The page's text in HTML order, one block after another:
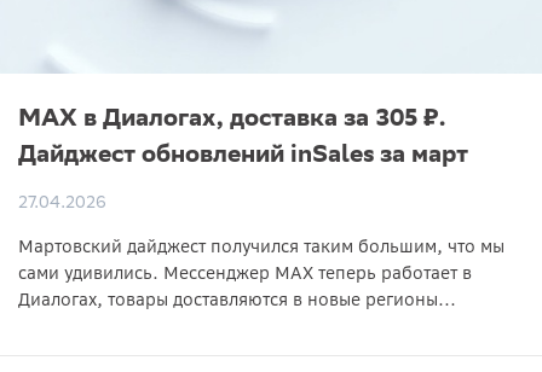
MAX в Диалогах, доставка за 305 ₽.
Дайджест обновлений inSales за март
27.04.2026
Мартовский дайджест получился таким большим, что мы
сами удивились. Мессенджер MAX теперь работает в
Диалогах, товары доставляются в новые регионы...